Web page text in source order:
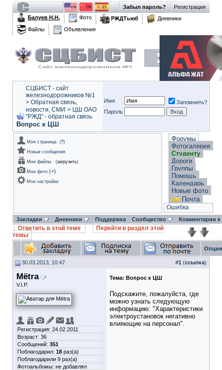
Регистрация
Забыл пароль?
Балуев Н.Н.
Фото РЖДТьюб
Дневники
Файлы
Объявления
СЦБИСТ - сайт
железнодорожников №1
> Обратная связь,
новости, СМИ > ЦШ ОАО
"РЖД" - обратная связь
Вопрос к ЦШ
Имя
Запомнить?
Пароль
Моя страница (?)
Новые сообщения
Мои файлы
(загрузить)
Мои фото (+)
Мои настройки
Форумы
Фотогалерея
Студенту
Дороги
Группы
Помощь
Календарь
Новые фото
Почта
Ошибка
Закладки Дневники Поддержка Сообщество Комментарии
Ответить в этой теме
Перейти в раздел этой
темы
30.03.2013, 10:47 #1 (ссылка)
Mёtra
V.I.P.
Регистрация: 24.02.2011
Возраст: 36
Сообщений: 351
Поблагодарил: 18 раз(а)
Поблагодарили 9 раз(а)
Фотоальбомы: не добавлял
Тема: Вопрос к ЦШ
Подскажите, пожалуйста, где
можно узнать следующую
информацию: "Характеристики
электроустановок негативно
влияющие на персонал".